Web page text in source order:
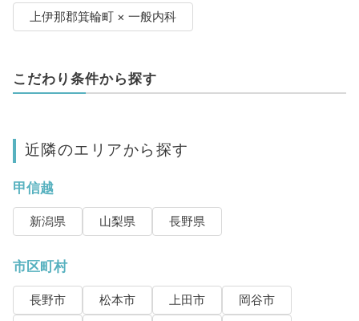
上伊那郡箕輪町 × 一般内科
こだわり条件から探す
近隣のエリアから探す
甲信越
新潟県 山梨県 長野県
市区町村
長野市 松本市 上田市
岡谷市